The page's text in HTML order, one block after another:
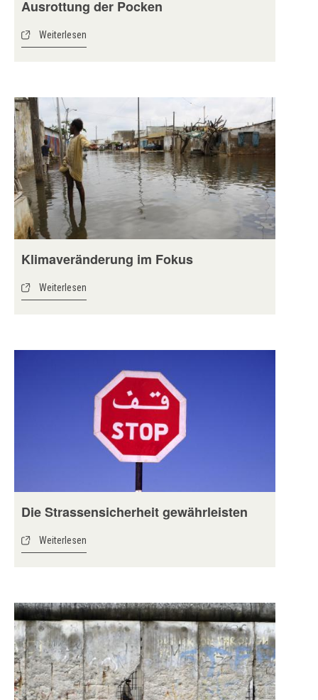
Ausrottung der Pocken
Weiterlesen
Klimaveränderung im Fokus
Weiterlesen
Die Strassensicherheit gewährleisten
Weiterlesen